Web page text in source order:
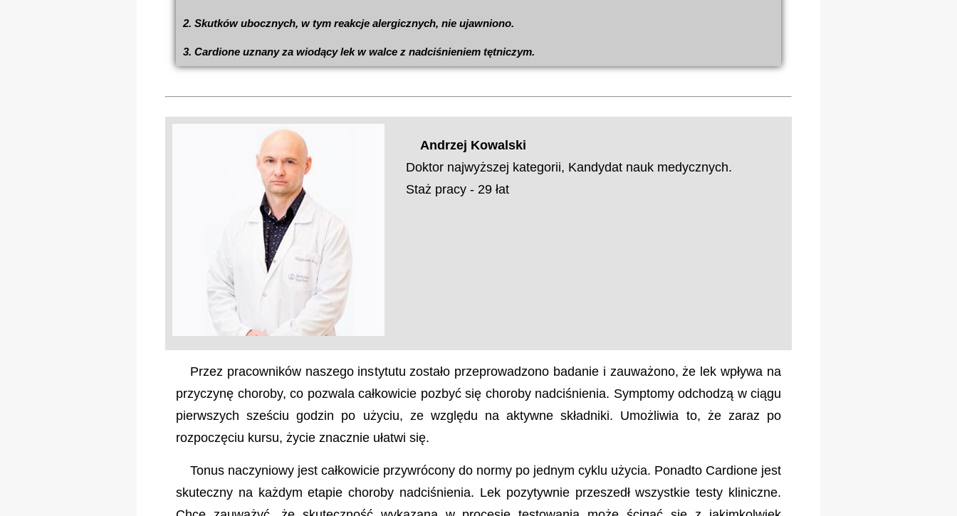
2. Skutków ubocznych, w tym reakcje alergicznych, nie ujawniono.
3. Cardione uznany za wiodący lek w walce z nadciśnieniem tętniczym.
Andrzej Kowalski
Doktor najwyższej kategorii, Kandydat nauk medycznych.
Staż pracy - 29 łat
Przez pracowników naszego instytutu zostało przeprowadzono badanie i zauważono, że lek wpływa na
przyczynę choroby, co pozwala całkowicie pozbyć się choroby nadciśnienia. Symptomy odchodzą w ciągu
pierwszych sześciu godzin po użyciu, ze względu na aktywne składniki. Umożliwia to, że zaraz po
rozpoczęciu kursu, życie znacznie ułatwi się.
Tonus naczyniowy jest całkowicie przywrócony do normy po jednym cyklu użycia. Ponadto Cardione jest
skuteczny na każdym etapie choroby nadciśnienia. Lek pozytywnie przeszedł wszystkie testy kliniczne.